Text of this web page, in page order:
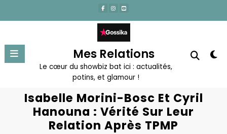
contenu
Mes Relations
Le cœur du showbiz bat ici : actualités,
potins, et glamour !
Isabelle Morini-Bosc Et Cyril
Hanouna : Vérité Sur Leur
Relation Après TPMP